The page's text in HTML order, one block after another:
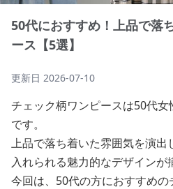
50代におすすめ！上品で落
ース【5選】
更新日 2026-07-10
チェック柄ワンピースは50代
です。
上品で落ち着いた雰囲気を演出
入れられる魅力的なデザインが
今回は、50代の方におすすめ